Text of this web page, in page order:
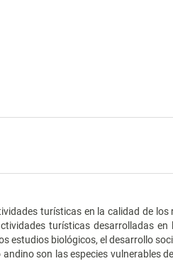
turísticas en la calidad de los
turísticas desarrolladas en
estudios biológicos, el desarrollo
son las especies vulnerables